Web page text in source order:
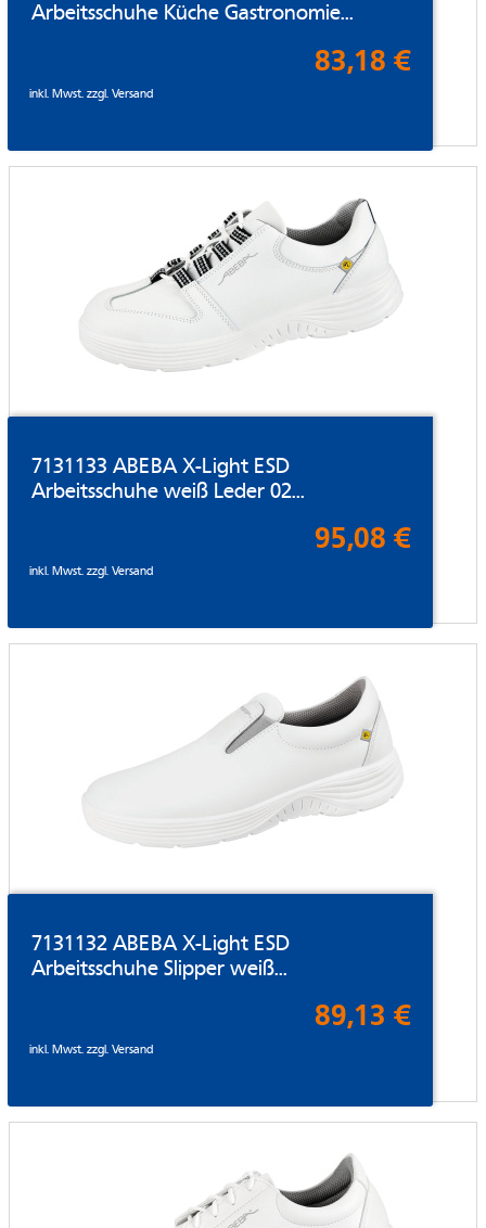
Arbeitsschuhe Küche Gastronomie...
83,18 €
inkl. Mwst. zzgl.Versand
7131133 ABEBA X-Light ESD
Arbeitsschuhe weiß Leder 02...
95,08 €
inkl. Mwst. zzgl.Versand
7131132 ABEBA X-Light ESD
Arbeitsschuhe Slipper weiß...
89,13 €
inkl. Mwst. zzgl.Versand